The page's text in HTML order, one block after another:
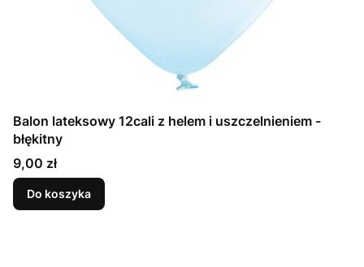
Balon lateksowy 12cali z helem i uszczelnieniem -
błękitny
Cena
9,00 zł
Do koszyka